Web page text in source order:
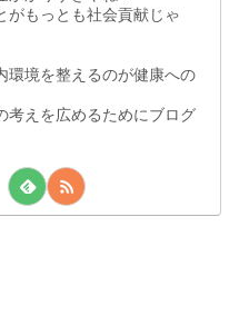
がもっとも社会貢献じゃ
環境を整えるのが健康への
考えを広めるためにブログ